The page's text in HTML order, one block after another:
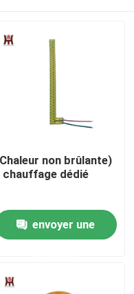
non brûlante)
chauffage dédié
envoyer une